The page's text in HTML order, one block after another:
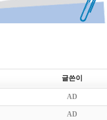
글쓴이
AD
AD